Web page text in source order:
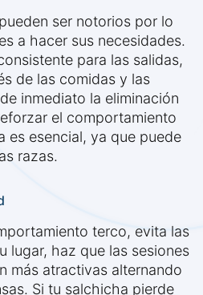
ser notorios por lo
a hacer sus necesidades.
para las salidas,
de las comidas y las
inmediato la eliminación
el comportamiento
es esencial, ya que puede
razas.
terco, evita las
lugar, haz que las sesiones
más atractivas alternando
Si tu salchicha pierde